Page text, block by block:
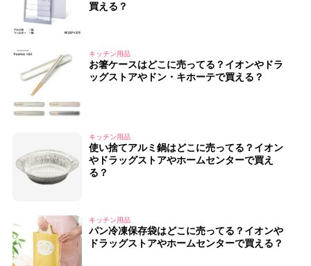
買える？
キッチン用品
お箸ケースはどこに売ってる？イオンやドラ
ッグストアやドン・キホーテで買える？
キッチン用品
使い捨てアルミ鍋はどこに売ってる？イオン
やドラッグストアやホームセンターで買え
る？
キッチン用品
パン冷凍保存袋はどこに売ってる？イオンや
ドラッグストアやホームセンターで買える？